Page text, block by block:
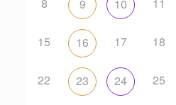
9 10
15 16 17 18
22 23 24 25